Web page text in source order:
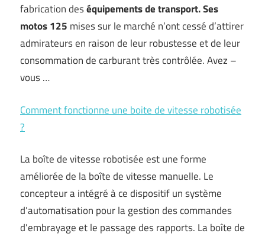
fabrication deséquipements de transport.Ses
motos 125 mises sur le marché n’ont cessé d’attirer
admirateurs en raison de leur robustesse et de leur
consommation de carburant très contrôlée. Avez –
vous …
Comment fonctionne une boite de vitesse robotisée
?
La boîte de vitesse robotisée est une forme
améliorée de la boîte de vitesse manuelle. Le
concepteur a intégré à ce dispositif un système
d’automatisation pour la gestion des commandes
d’embrayage et le passage des rapports. La boîte de